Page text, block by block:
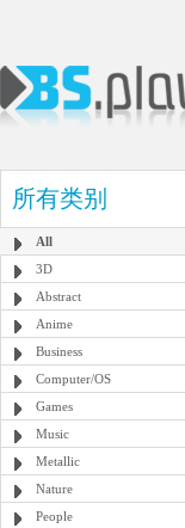
所有类别
All
3D
Abstract
Anime
Business
Computer/OS
Games
Music
Metallic
Nature
People